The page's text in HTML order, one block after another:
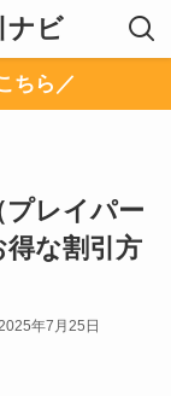
ナビ
ちら／
プレイパー
な割引方
年7月25日